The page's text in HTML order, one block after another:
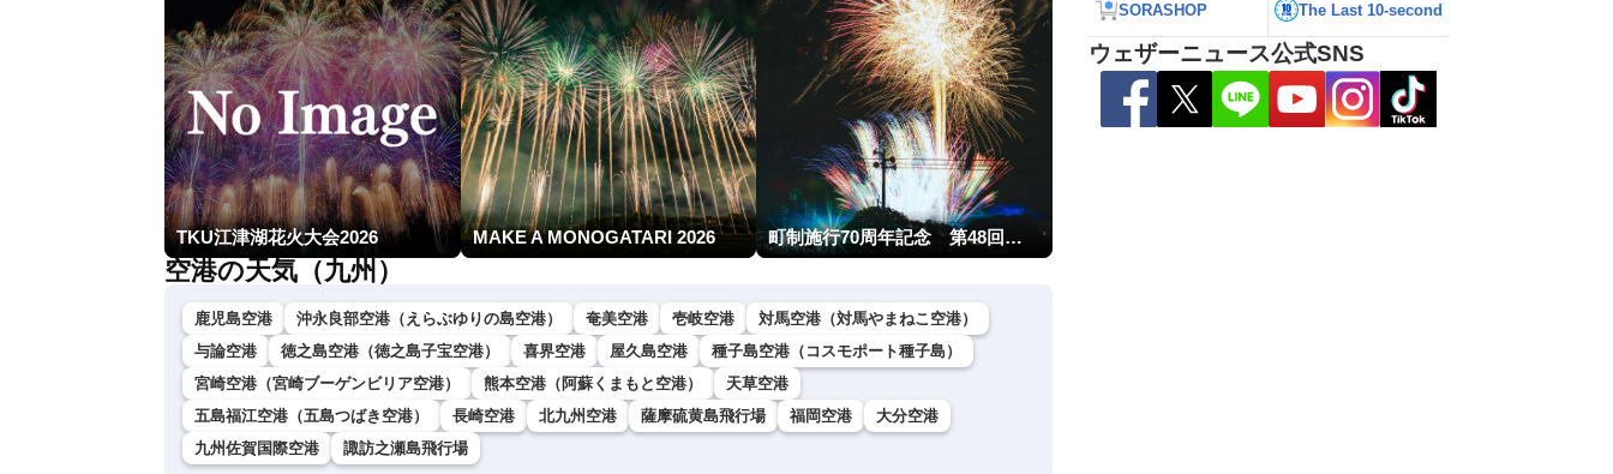
TKU江津湖花火大会2026 MAKE A MONOGATARI 2026 町制施行70周年記念 第48回南種子町ロケット祭
空港の天気（九州）
鹿児島空港 沖永良部空港（えらぶゆりの島空港） 奄美空港 壱岐空港
対馬空港（対馬やまねこ空港）
与論空港
徳之島空港（徳之島子宝空港） 喜界空港 屋久島空港
種子島空港（コスモポート種子島）
宮崎空港（宮崎ブーゲンビリア空港）
熊本空港（阿蘇くまもと空港）
天草空港
五島福江空港（五島つばき空港）
長崎空港 北九州空港 薩摩硫黄島飛行場 福岡空港
大分空港
九州佐賀国際空港
諏訪之瀬島飛行場
SORASHOP The Last 10-second
ウェザーニュース公式SNS